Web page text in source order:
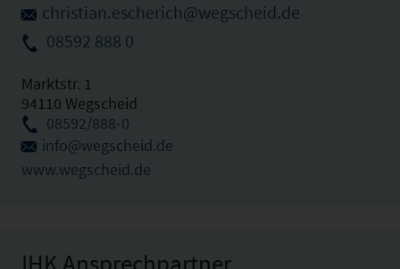
christian.escherich@wegscheid.de
08592 888 0
Marktstr. 1
94110 Wegscheid
08592/888-0
info@wegscheid.de
www.wegscheid.de